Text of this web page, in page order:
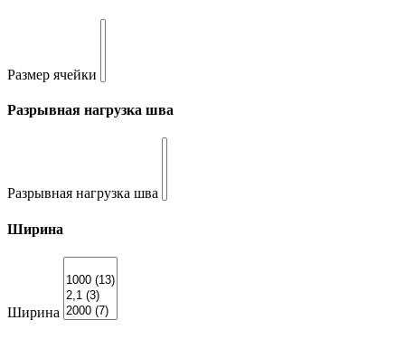
Размер ячейки
Разрывная нагрузка шва
Разрывная нагрузка шва
Ширина
Ширина